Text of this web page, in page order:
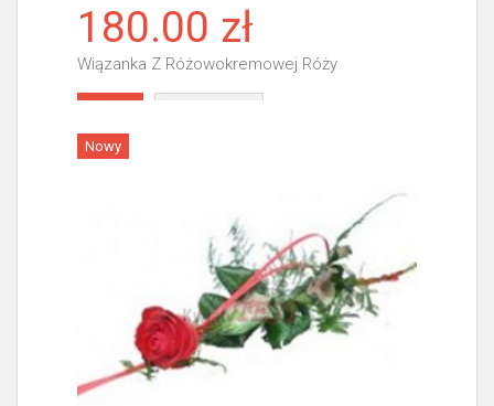
180.00 zł
Wiązanka Z Różowokremowej Róży
Nowy